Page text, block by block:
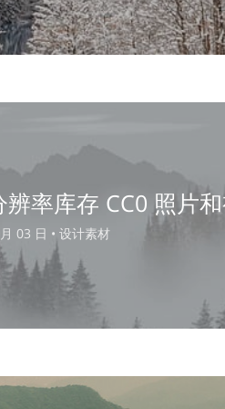
率库存 CC0 照片
03 日 • 设计素材